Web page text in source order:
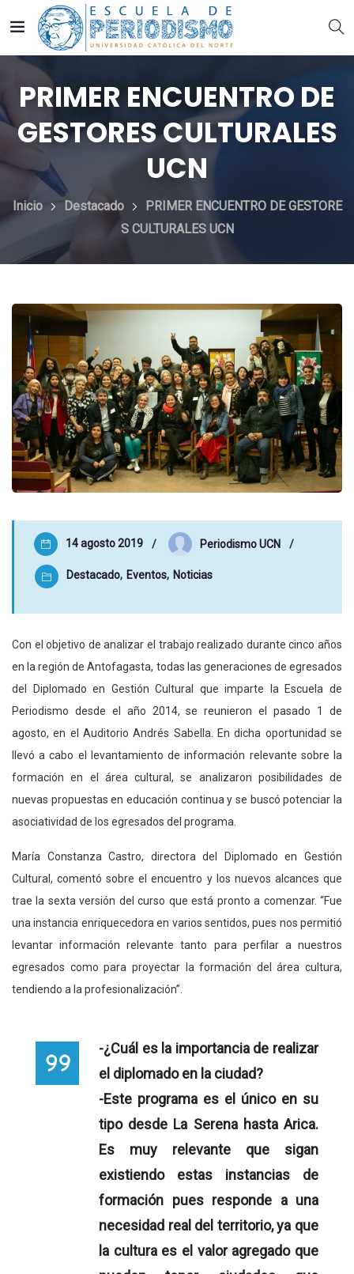
PRIMER ENCUENTRO DE
GESTORES CULTURALES
UCN
Inicio Destacado
PRIMER ENCUENTRO DE GESTORE
S CULTURALES UCN
14 agosto 2019 Periodismo UCN
Destacado, Eventos, Noticias
Con el objetivo de analizar el trabajo realizado durante cinco años
en la región de Antofagasta, todas las generaciones de egresados
del Diplomado en Gestión Cultural que imparte la Escuela de
Periodismo desde el año 2014, se reunieron el pasado 1 de
agosto, en el Auditorio Andrés Sabella. En dicha oportunidad se
llevó a cabo el levantamiento de información relevante sobre la
formación en el área cultural, se analizaron posibilidades de
nuevas propuestas en educación continua y se buscó potenciar la
asociatividad de los egresados del programa.
María Constanza Castro, directora del Diplomado en Gestión
Cultural, comentó sobre el encuentro y los nuevos alcances que
trae la sexta versión del curso que está pronto a comenzar. “Fue
una instancia enriquecedora en varios sentidos, pues nos permitió
levantar información relevante tanto para perfilar a nuestros
egresados como para proyectar la formación del área cultura,
tendiendo a la profesionalización”.
-¿Cuál es la importancia de realizar
el diplomado en la ciudad?
-Este programa es el único en su
tipo desde La Serena hasta Arica.
Es muy relevante que sigan
existiendo estas instancias de
formación pues responde a una
necesidad real del territorio, ya que
la cultura es el valor agregado que